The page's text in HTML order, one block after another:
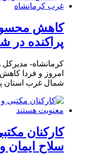
کاهش
پراکنده در
کرمانشاه- مدیرکل
امروز و فردا
شمال غرب استان
کارکنان
سلاح ایمان